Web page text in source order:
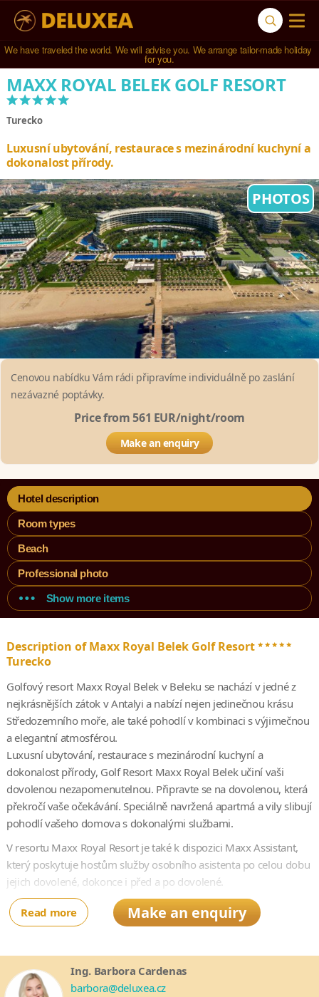
Navštívili jsme 791 hotelů ve 123 zemích světa.
MAXX ROYAL BELEK GOLF RESORT
*****
Turecko
Luxusní ubytování, restaurace s mezinárodní kuchyní a
dokonalost přírody.
PHOTOS
Cenovou nabídku Vám rádi připravíme individuálně po zaslání
nezávazné poptávky.
Price from 561 EUR/night/room
Make an enquiry
Hotel description
Room types
Beach
Professional photo
Show more items
Description of Maxx Royal Belek Golf Resort*****
Turecko
Golfový resort Maxx Royal Belek v Beleku se nachází v jedné z
nejkrásnějších zátok v Antalyi a nabízí nejen jedinečnou krásu
Středozemního moře, ale také pohodlí v kombinaci s výjimečnou
a elegantní atmosférou.
Luxusní ubytování, restaurace s mezinárodní kuchyní a
dokonalost přírody, Golf Resort Maxx Royal Belek učiní vaši
dovolenou nezapomenutelnou. Připravte se na dovolenou, která
překročí vaše očekávání. Speciálně navržená apartmá a vily slibují
pohodlí vašeho domova s dokonalými službami.
V resortu Maxx Royal Resort je také k dispozici Maxx Assistant,
který poskytuje hostům služby osobního asistenta po celou dobu
jejich dovolené, dokonce i před a po dovolené.
Read more Make an enquiry
Ing. Barbora Cardenas
barbora@deluxea.cz